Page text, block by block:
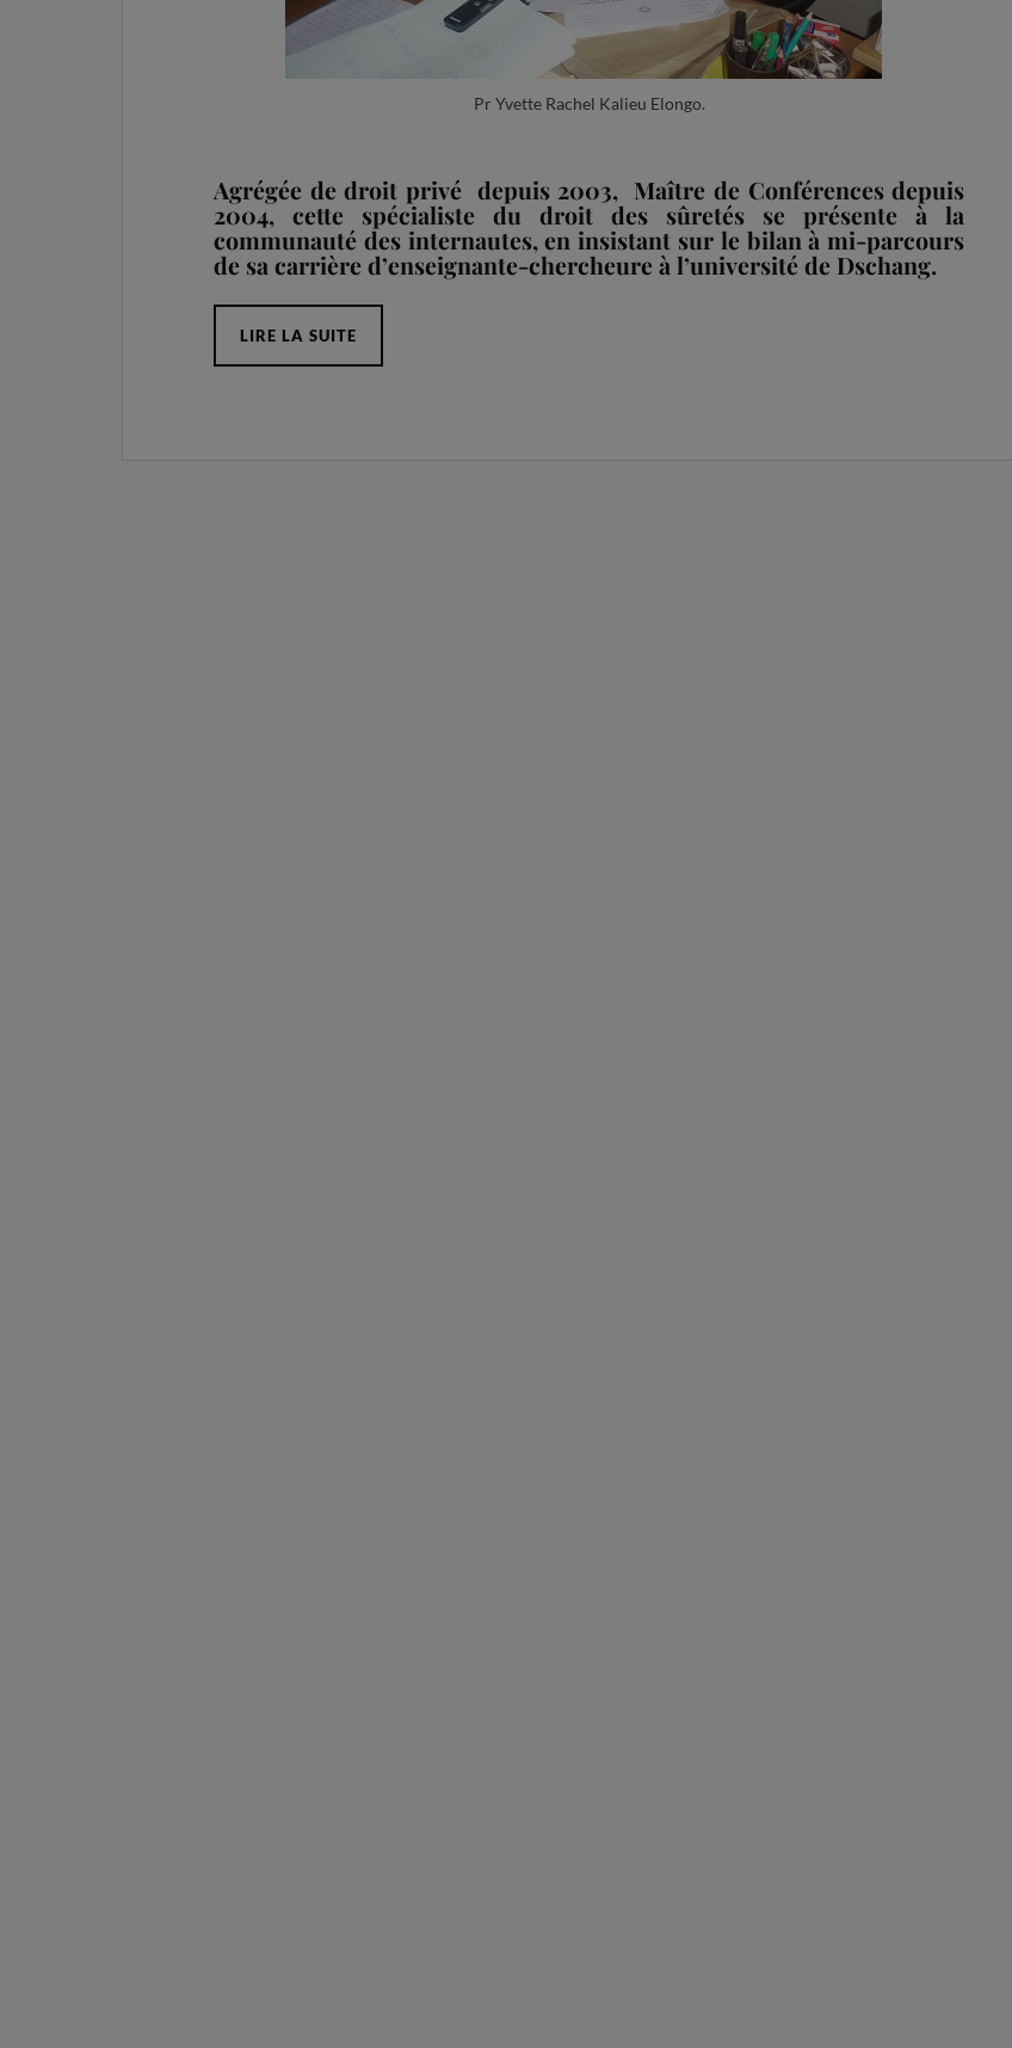
Pr Yvette Rachel Kalieu Elongo.
Agrégée de droit privé depuis 2003, Maître de Conférences depuis
2004, cette spécialiste du droit des sûretés se présente à la
communauté des internautes, en insistant sur le bilan à mi-parcours
de sa carrière d’enseignante-chercheure à l’université de Dschang.
LIRE LA SUITE